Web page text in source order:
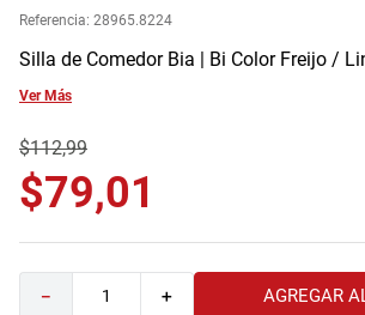
Referencia: 28965.8224
Silla de Comedor Bia | Bi Color Freijo /
Ver Más
$112,99
$79,01
＋
－ AGREGAR
7.
armario lux
8.
comoda
9.
havana master
10 . sofa